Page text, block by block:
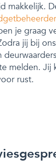
makkelijk.
je graag
jij bij
melden. Jij
rust.